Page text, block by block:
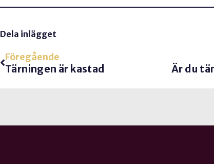
Dela inlägget
Föregående
Tärningen är kastad Är du